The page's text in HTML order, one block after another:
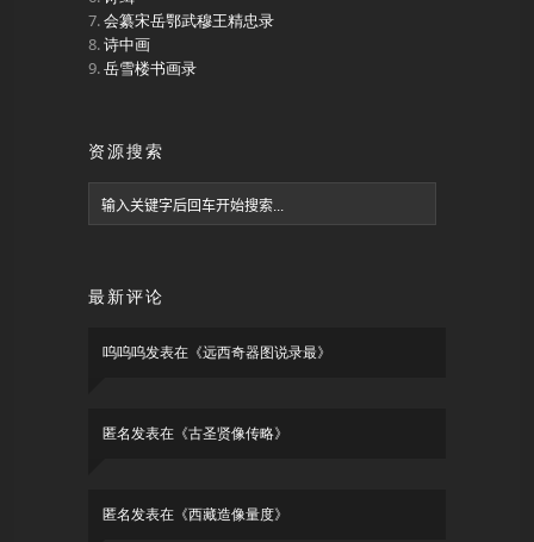
会纂宋岳鄂武穆王精忠录
诗中画
岳雪楼书画录
资源搜索
最新评论
呜呜呜发表在《远西奇器图说录最》
匿名发表在《古圣贤像传略》
匿名发表在《西藏造像量度》